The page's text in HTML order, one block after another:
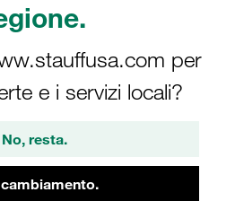
per
e i servizi locali?
No, resta.
aziendale STAUFF in